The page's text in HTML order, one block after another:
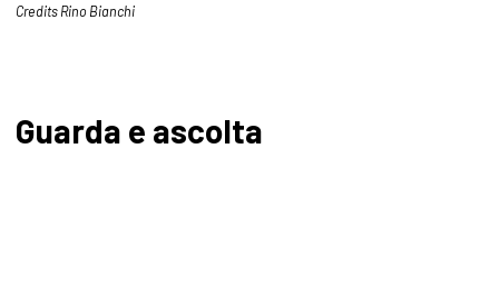
Credits Rino Bianchi
Guarda e ascolta